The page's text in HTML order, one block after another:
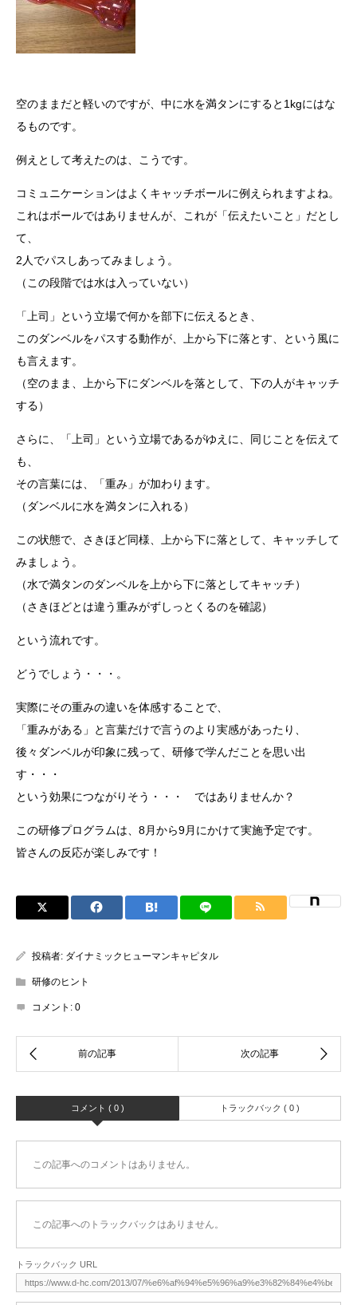
空のままだと軽いのですが、中に水を満タンにすると1kgにはな
るものです。
例えとして考えたのは、こうです。
コミュニケーションはよくキャッチボールに例えられますよね。
これはボールではありませんが、これが「伝えたいこと」だとし
て、
2人でパスしあってみましょう。
（この段階では水は入っていない）
「上司」という立場で何かを部下に伝えるとき、
このダンベルをパスする動作が、上から下に落とす、という風に
も言えます。
（空のまま、上から下にダンベルを落として、下の人がキャッチ
する）
さらに、「上司」という立場であるがゆえに、同じことを伝えて
も、
その言葉には、「重み」が加わります。
（ダンベルに水を満タンに入れる）
この状態で、さきほど同様、上から下に落として、キャッチして
みましょう。
（水で満タンのダンベルを上から下に落としてキャッチ）
（さきほどとは違う重みがずしっとくるのを確認）
という流れです。
どうでしょう・・・。
実際にその重みの違いを体感することで、
「重みがある」と言葉だけで言うのより実感があったり、
後々ダンベルが印象に残って、研修で学んだことを思い出
す・・・
という効果につながりそう・・・ ではありませんか？
この研修プログラムは、8月から9月にかけて実施予定です。
皆さんの反応が楽しみです！
投稿者: ダイナミックヒューマンキャピタル
研修のヒント
コメント: 0
コメント ( 0 ) トラックバック ( 0 )
この記事へのコメントはありません。
この記事へのトラックバックはありません。
トラックバック URL